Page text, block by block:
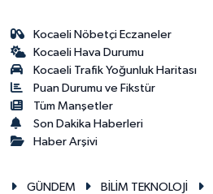
Kocaeli Nöbetçi Eczaneler
Kocaeli Hava Durumu
Kocaeli Trafik Yoğunluk Haritası
Puan Durumu ve Fikstür
Tüm Manşetler
Son Dakika Haberleri
Haber Arşivi
GÜNDEM BİLİM TEKNOLOJİ